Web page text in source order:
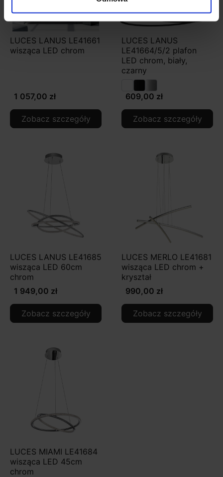
LUCES LANUS LE41661
wisząca LED chrom
1 057,00 zł
Zobacz szczegóły
LUCES LANUS
LE41664/5/2 plafon
LED chrom, biały,
czarny
609,00 zł
Zobacz szczegóły
LUCES LANUS LE41685
wisząca LED 60cm
chrom
1 949,00 zł
Zobacz szczegóły
LUCES MERLO LE41681
wisząca LED chrom +
kryształ
990,00 zł
Zobacz szczegóły
LUCES MIAMI LE41684
wisząca LED 45cm
chrom